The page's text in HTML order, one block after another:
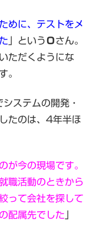
めに、テストをメ
」というＯさん。
ただくようにな
。
ステムの開発・
たのは、4年半ほ
が今の現場です。
職活動のときから
って会社を探して
配属先でした